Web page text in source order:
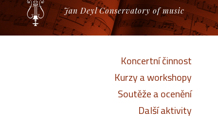
Jan Deyl Conservatory of music
Koncertní činnost
Kurzy a workshopy
Soutěže a ocenění
Další aktivity